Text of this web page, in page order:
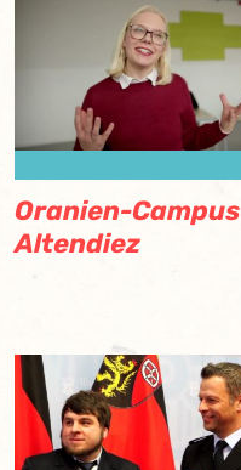
Oranien-Campus
Altendiez